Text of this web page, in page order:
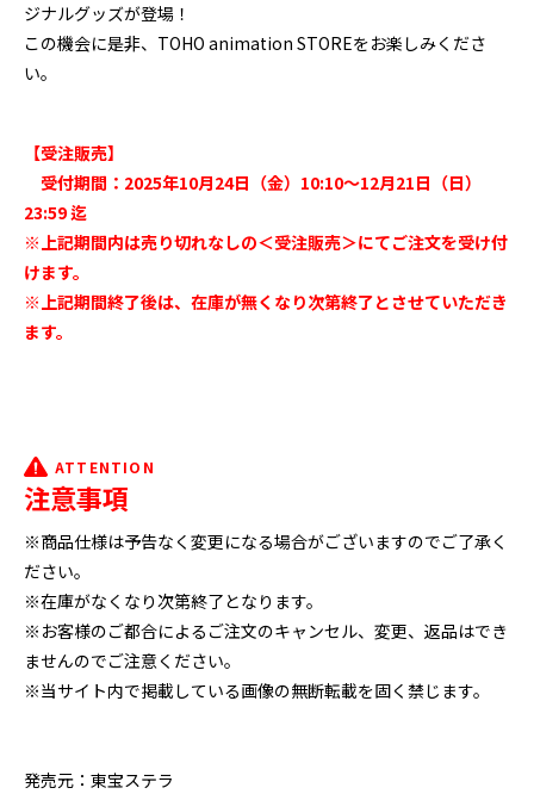
ジナルグッズが登場！
この機会に是非、TOHO animation STOREをお楽しみくださ
い。
【受注販売】
受付期間：2025年10月24日（金）10:10～12月21日（日）
23:59 迄
※上記期間内は売り切れなしの＜受注販売＞にてご注文を受け付
けます。
※上記期間終了後は、在庫が無くなり次第終了とさせていただき
ます。
ATTENTION
注意事項
※商品仕様は予告なく変更になる場合がございますのでご了承く
ださい。
※在庫がなくなり次第終了となります。
※お客様のご都合によるご注文のキャンセル、変更、返品はでき
ませんのでご注意ください。
※当サイト内で掲載している画像の無断転載を固く禁じます。
発売元：東宝ステラ